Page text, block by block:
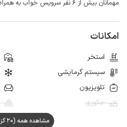
مهمانان بیش از ۶ نفر سرویس خواب به همراه داشته باشند.
امکانات
استخر
سیستم گرمایشی
تلویزیون
جکوزی
مشاهده همه (20 گزینه)